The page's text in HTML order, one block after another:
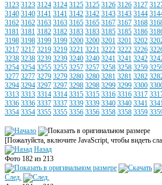
3123 3123 3124 3124 3125 3125 3126 3126 3127
3140 3140 3141 3141 3142 3142 3143 3143 3144
3162 3162 3163 3163 3165 3165 3167 3167 3168
3181 3181 3182 3182 3183 3183 3185 3185 3186
3198 3198 3199 3199 3200 3200 3201 3201 3202
3217 3217 3219 3219 3221 3221 3222 3222 3226
3238 3238 3239 3239 3240 3240 3241 3241 3242
3254 3254 3255 3255 3257 3257 3258 3258 3259
3277 3277 3279 3279 3280 3280 3281 3281 3282
3294 3294 3297 3297 3298 3298 3299 3299 3300
3313 3313 3314 3314 3315 3315 3316 3316 3317
3336 3336 3337 3337 3339 3339 3340 3340 3341
3354 3354 3355 3355 3356 3356 3358 3358 3359
[Пожалуйста, включите JavaScript, чтобы видеть
Назад
Фото 182 из 213
След.